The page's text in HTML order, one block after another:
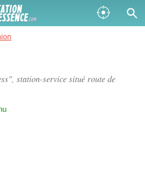
station-service situé route de